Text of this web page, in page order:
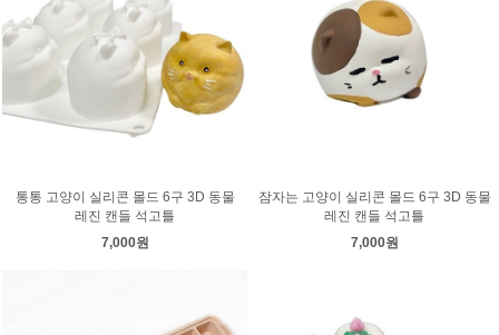
통통 고양이 실리콘 몰드 6구 3D 동물
레진 캔들 석고틀
7,000원
잠자는 고양이 실리콘 몰드 6구 3D 동물
레진 캔들 석고틀
7,000원